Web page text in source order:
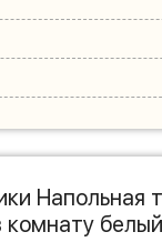
Напольная
комнату белый